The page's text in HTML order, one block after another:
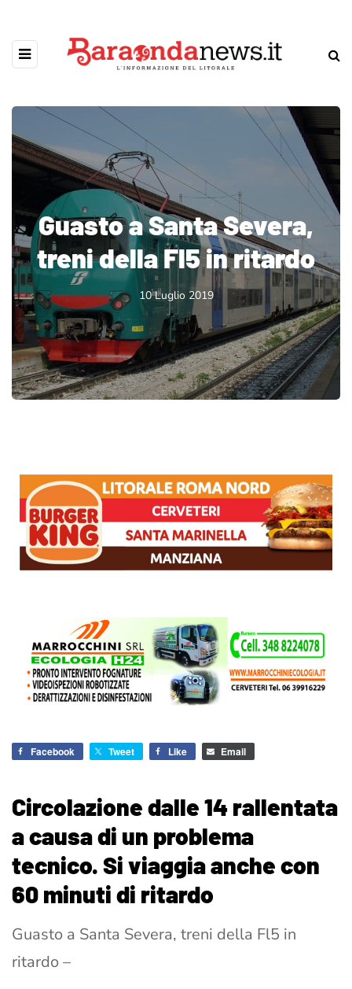
Guasto a Santa Severa,
treni della Fl5 in ritardo
10 Luglio 2019
Facebook Tweet Like Email
Circolazione dalle 14 rallentata
a causa di un problema
tecnico. Si viaggia anche con
60 minuti di ritardo
Guasto a Santa Severa, treni della Fl5 in
ritardo –